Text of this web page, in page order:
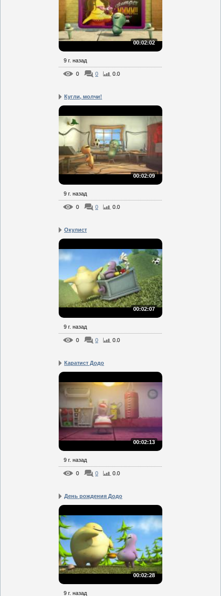
00:02:02
9 г. назад
0 0 0.0
Кугли, молчи!
00:02:09
9 г. назад
0 0 0.0
Окулист
00:02:07
9 г. назад
0 0 0.0
Каратист Додо
00:02:13
9 г. назад
0 0 0.0
День рождения Додо
00:02:28
9 г. назад